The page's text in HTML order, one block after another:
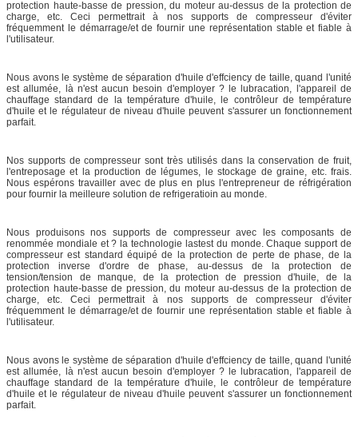
protection haute-basse de pression, du moteur au-dessus de la protection de
charge, etc. Ceci permettrait à nos supports de compresseur d'éviter
fréquemment le démarrage/et de fournir une représentation stable et fiable à
l'utilisateur.
Nous avons le système de séparation d'huile d'effciency de taille, quand l'unité
est allumée, là n'est aucun besoin d'employer ? le lubracation, l'appareil de
chauffage standard de la température d'huile, le contrôleur de température
d'huile et le régulateur de niveau d'huile peuvent s'assurer un fonctionnement
parfait.
Nos supports de compresseur sont très utilisés dans la conservation de fruit,
l'entreposage et la production de légumes, le stockage de graine, etc. frais.
Nous espérons travailler avec de plus en plus l'entrepreneur de réfrigération
pour fournir la meilleure solution de refrigeratioin au monde.
Nous produisons nos supports de compresseur avec les composants de
renommée mondiale et ? la technologie lastest du monde. Chaque support de
compresseur est standard équipé de la protection de perte de phase, de la
protection inverse d'ordre de phase, au-dessus de la protection de
tension/tension de manque, de la protection de pression d'huile, de la
protection haute-basse de pression, du moteur au-dessus de la protection de
charge, etc. Ceci permettrait à nos supports de compresseur d'éviter
fréquemment le démarrage/et de fournir une représentation stable et fiable à
l'utilisateur.
Nous avons le système de séparation d'huile d'effciency de taille, quand l'unité
est allumée, là n'est aucun besoin d'employer ? le lubracation, l'appareil de
chauffage standard de la température d'huile, le contrôleur de température
d'huile et le régulateur de niveau d'huile peuvent s'assurer un fonctionnement
parfait.